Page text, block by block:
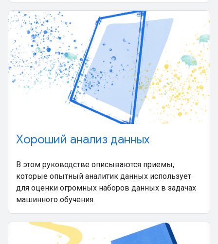
Хороший анализ данных
В этом руководстве описываются приемы,
которые опытный аналитик данных использует
для оценки огромных наборов данных в задачах
машинного обучения.